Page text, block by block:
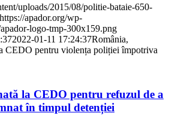
uploads/2015/08/politie-bataie-650-
https://apador.org/wp-
logo-tmp-300x159.png
2022-01-11 17:24:37România,
CEDO pentru violența poliției împotriva
la CEDO pentru refuzul de a
în timpul detenției